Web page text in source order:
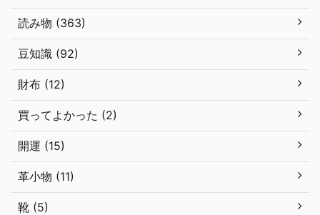
読み物 (363)
豆知識 (92)
財布 (12)
買ってよかった (2)
開運 (15)
革小物 (11)
靴 (5)